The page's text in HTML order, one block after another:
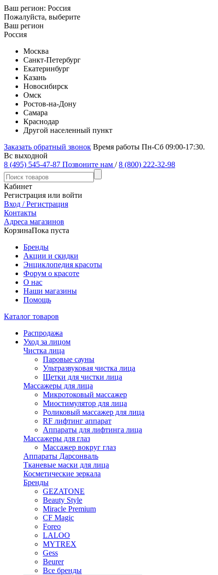
Ваш регион: Россия
Пожалуйста, выберите
Ваш регион
Россия
Москва
Санкт-Петербург
Екатеринбург
Казань
Новосибирск
Омск
Ростов-на-Дону
Самара
Краснодар
Другой населенный пункт
Заказать обратный звонок Время работы Пн-Сб 09:00-17:30.
Вс выходной
8 (495) 545-47-87 Позвоните нам / 8 (800) 222-32-98
Кабинет
Регистрация или войти
Вход / Регистрация
Контакты
Адреса магазинов
КорзинаПока пуста
Бренды
Акции и скидки
Энциклопедия красоты
Форум о красоте
О нас
Наши магазины
Помощь
Каталог товаров
Распродажа
Уход за лицом
Чистка лица
Паровые сауны
Ультразвуковая чистка лица
Щетки для чистки лица
Массажеры для лица
Микротоковый массажер
Миостимулятор для лица
Роликовый массажер для лица
RF лифтинг аппарат
Аппараты для лифтинга лица
Массажеры для глаз
Массажер вокруг глаз
Аппараты Дарсонваль
Тканевые маски для лица
Косметические зеркала
Бренды
GEZATONE
Beauty Style
Miracle Premium
CF Magic
Foreo
LALOO
MYTREX
Gess
Beurer
Все бренды